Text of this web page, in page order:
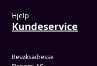
Hjelp
Kundeservice
Besøksadresse